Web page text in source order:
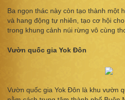
Ba ngọn thác này còn tạo thành một
và hang động tự nhiên, tạo cơ hội
trong khung cảnh núi rừng vô cùng
Vườn quốc gia Yok Đôn
Vườn quốc gia Yok Đôn là khu vườn